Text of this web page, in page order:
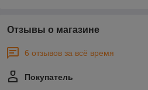
Отзывы о магазине
6 отзывов за всё время
Покупатель